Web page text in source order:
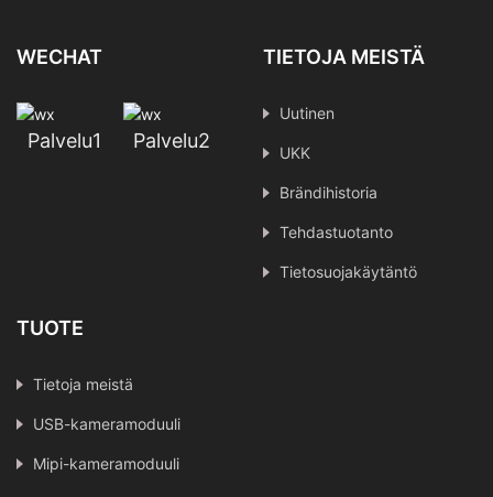
WECHAT
Palvelu1 Palvelu2
TIETOJA MEISTÄ
Uutinen
UKK
Brändihistoria
Tehdastuotanto
Tietosuojakäytäntö
TUOTE
Tietoja meistä
USB-kameramoduuli
Mipi-kameramoduuli